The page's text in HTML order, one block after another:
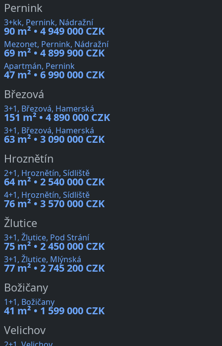
Pernink
3+kk, Pernink, Nádražní
90 m² • 4 949 000 CZK
Mezonet, Pernink, Nádražní
69 m² • 4 899 900 CZK
Apartmán, Pernink
47 m² • 6 990 000 CZK
Březová
3+1, Březová, Hamerská
151 m² • 4 890 000 CZK
3+1, Březová, Hamerská
63 m² • 3 090 000 CZK
Hroznětín
2+1, Hroznětín, Sídliště
64 m² • 2 540 000 CZK
4+1, Hroznětín, Sídliště
76 m² • 3 570 000 CZK
Žlutice
3+1, Žlutice, Pod Strání
75 m² • 2 450 000 CZK
3+1, Žlutice, Mlýnská
77 m² • 2 745 200 CZK
Božičany
1+1, Božičany
41 m² • 1 599 000 CZK
Velichov